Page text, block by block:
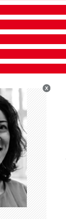
Niebling